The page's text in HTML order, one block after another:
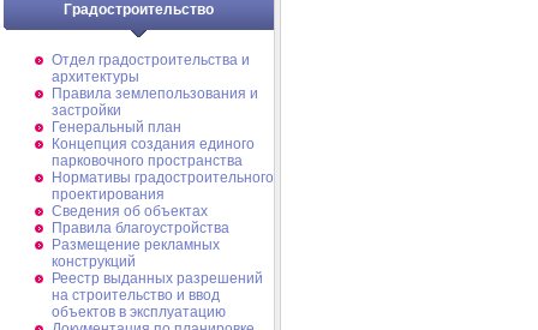
Градостроительство
Отдел градостроительства и
архитектуры
Правила землепользования и
застройки
Генеральный план
Концепция создания единого
парковочного пространства
Нормативы градостроительного
проектирования
Сведения об объектах
Правила благоустройства
Размещение рекламных
конструкций
Реестр выданных разрешений
на строительство и ввод
объектов в эксплуатацию